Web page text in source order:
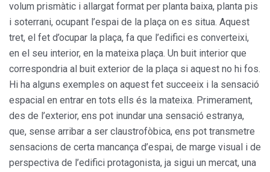
volum prismàtic i allargat format per planta baixa, planta pis
i soterrani, ocupant l’espai de la plaça on es situa. Aquest
tret, el fet d’ocupar la plaça, fa que l’edifici es converteixi,
en el seu interior, en la mateixa plaça. Un buit interior que
correspondria al buit exterior de la plaça si aquest no hi fos.
Hi ha alguns exemples on aquest fet succeeix i la sensació
espacial en entrar en tots ells és la mateixa. Primerament,
des de l’exterior, ens pot inundar una sensació estranya,
que, sense arribar a ser claustrofòbica, ens pot transmetre
sensacions de certa mancança d’espai, de marge visual i de
perspectiva de l’edifici protagonista, ja sigui un mercat, una